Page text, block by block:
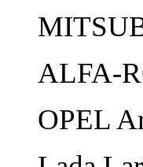
ALFA-
OPEL